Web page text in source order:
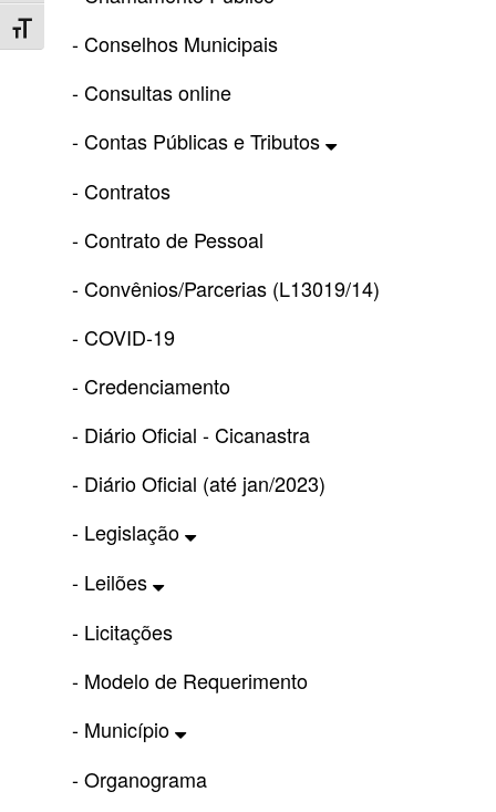
Toggle Font size- Conselhos Municipais
- Consultas online
- Contas Públicas e Tributos
- Contratos
- Contrato de Pessoal
- Convênios/Parcerias (L13019/14)
- COVID-19
- Credenciamento
- Diário Oficial - Cicanastra
- Diário Oficial (até jan/2023)
- Legislação
- Leilões
- Licitações
- Modelo de Requerimento
- Município
- Organograma